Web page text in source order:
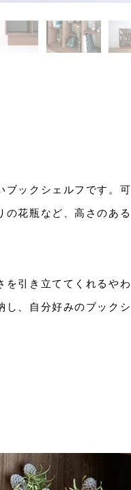
ブックシェルフです。可
の花瓶など、高さのある
を引き立ててくれるやわ
し、自分好みのブックシ